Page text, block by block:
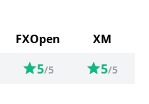
FXOpen
XM
5/5 5/5